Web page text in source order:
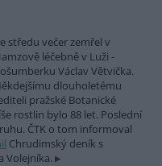
středu večer zemřel v
léčebně v Luži -
Václav Větvička.
dlouholetému
pražské Botanické
rostlin bylo 88 let. Poslední
ČTK o tom informoval
Chrudimský deník s
Volejníka.